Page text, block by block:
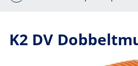
K2 DV